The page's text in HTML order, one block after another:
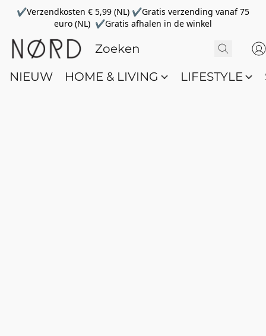
✔Verzendkosten € 5,99 (NL) ✔Gratis verzending vanaf 75
euro (NL) ✔Gratis afhalen in de winkel
NIEUW HOME & LIVING LIFESTYLE